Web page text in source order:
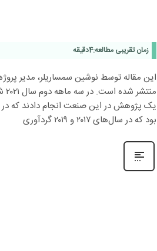
زمان تقریبی مطالعه:4دقیقه
این مقاله توسط نوشین سمساریلر، مدیر
بود که در سال‌های ٢٠١٧ و ٢٠١٩ گردآوری